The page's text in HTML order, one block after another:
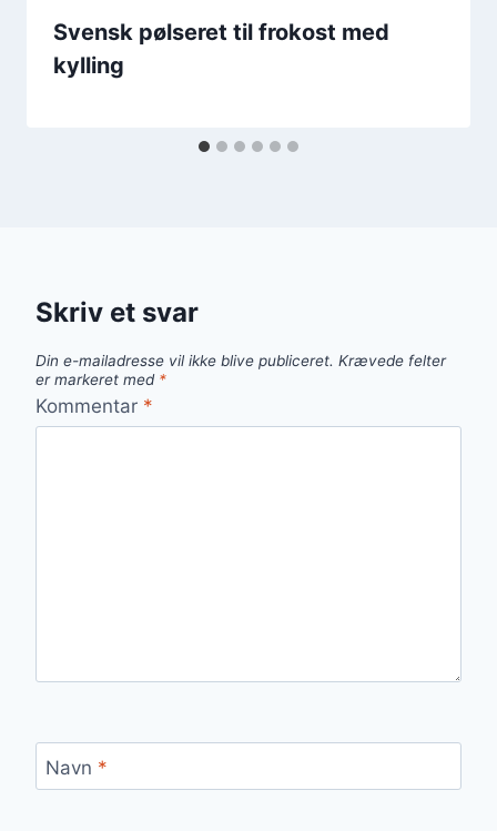
Svensk pølseret til frokost med
kylling
Skriv et svar
Din e-mailadresse vil ikke blive publiceret. Krævede felter
er markeret med *
Kommentar *
Navn *